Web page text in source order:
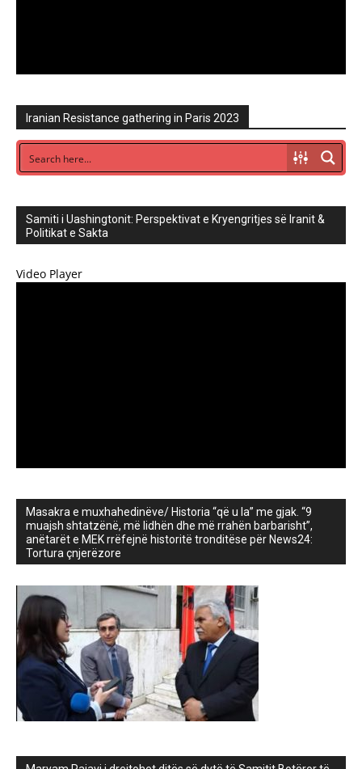
Iranian Resistance gathering in Paris 2023
Samiti i Uashingtonit: Perspektivat e Kryengritjes së Iranit &
Politikat e Sakta
Video Player
Masakra e muxhahedinëve/ Historia “që u la” me gjak. “9
muajsh shtatzënë, më lidhën dhe më rrahën barbarisht”,
anëtarët e MEK rrëfejnë historitë tronditëse për News24:
Tortura çnjerëzore